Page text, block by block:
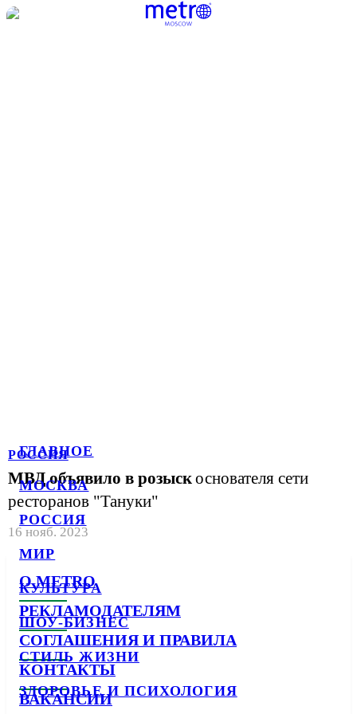
ГЛАВНОЕ
МОСКВА
РОССИЯ
МИР
КУЛЬТУРА
ШОУ-БИЗНЕС
СТИЛЬ ЖИЗНИ
ЗДОРОВЬЕ И ПСИХОЛОГИЯ
РОССИЯ
МВД объявило в розыскоснователя сети
ресторанов "Тануки"
16 нояб. 2023
О METRO
РЕКЛАМОДАТЕЛЯМ
СОГЛАШЕНИЯ И ПРАВИЛА
КОНТАКТЫ
ВАКАНСИИ